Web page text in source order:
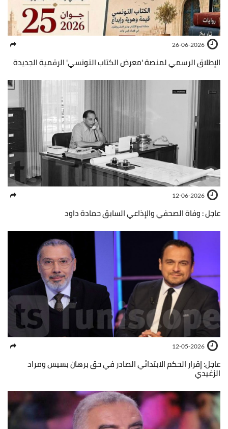
26-06-2026
الإطلاق الرسمي لمنصة 'معرض الكتاب التونسي' الرقمية الجديدة
12-06-2026
عاجل : وفاة الصحفي والإذاعي السابق حمادة داود
12-05-2026
عاجل: إقرار الحكم الابتدائي الصادر في حق برهان بسيس ومراد
الزغيدي